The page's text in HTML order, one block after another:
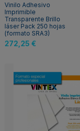
Vinilo Adhesivo
Imprimible
Transparente Brillo
láser Pack 250 hojas
(formato SRA3)
272,25 €